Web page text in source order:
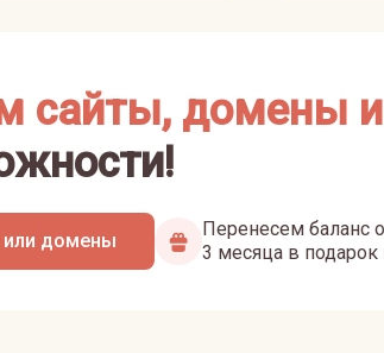
сайты, домены
или домены
Перенесем баланс
3 месяца в подарок